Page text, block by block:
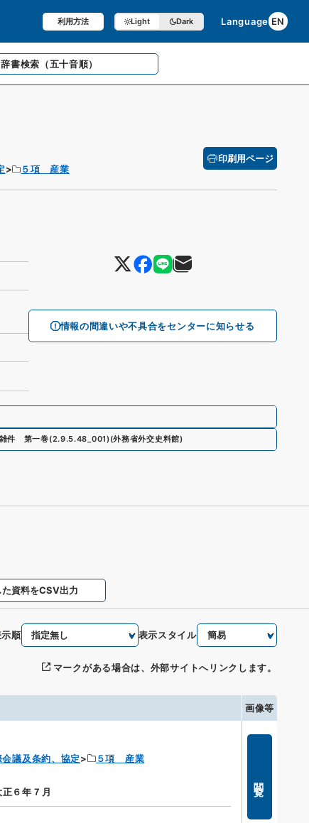
利用方法 Light Dark Language EN
辞書検索 （五十音順）
５項 産業
印刷用ページ
情報の間違いや不具合をセンターに知らせる
雑件 第一巻(2.9.5.48_001)(外務省外交史料館)
た資料をCSV出力
示順 表示スタイル
マークがある場合は、外部サイトへリンクします。
画像等
議及条約、協定
５項 産業
６年７月